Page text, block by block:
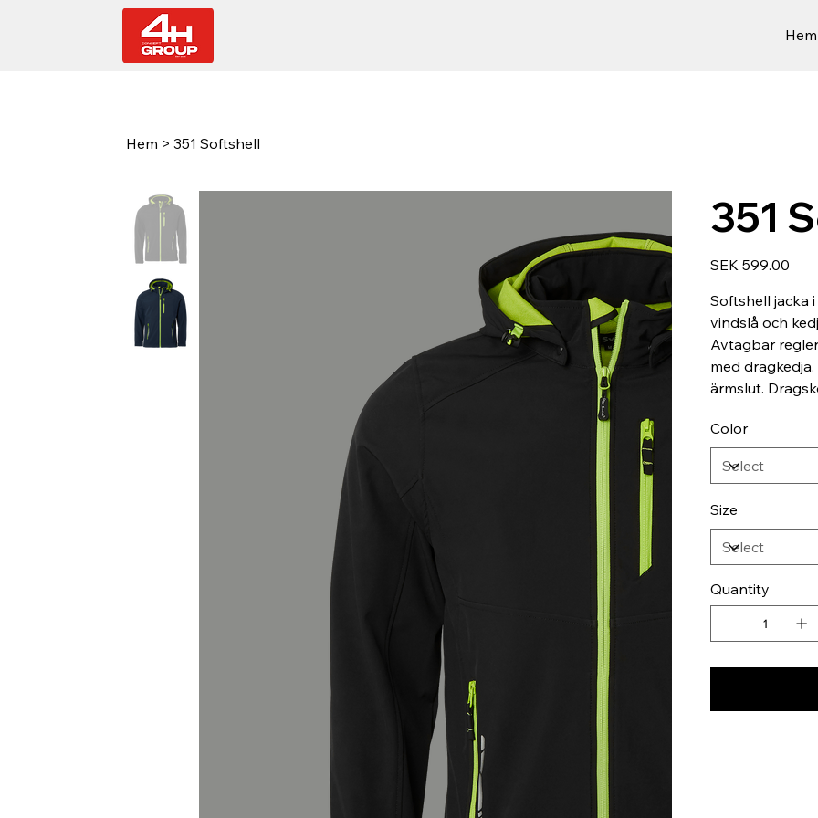
Hem
Hem > 351 Softshell
351
Price
SEK 599.00
Softshell jacka
vindslå och
Avtagbar
med
ärmslut.
Color
Size
Quantity